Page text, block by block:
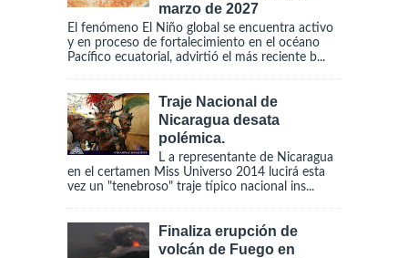
marzo de 2027
El fenómeno El Niño global se encuentra activo
y en proceso de fortalecimiento en el océano
Pacífico ecuatorial, advirtió el más reciente b...
Traje Nacional de
Nicaragua desata
polémica.
L a representante de Nicaragua
en el certamen Miss Universo 2014 lucirá esta
vez un "tenebroso" traje típico nacional ins...
Finaliza erupción de
volcán de Fuego en